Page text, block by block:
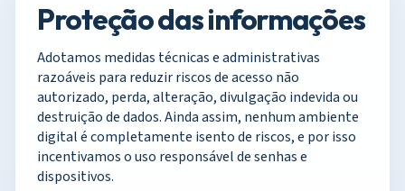
Proteção das informações
Adotamos medidas técnicas e administrativas
razoáveis para reduzir riscos de acesso não
autorizado, perda, alteração, divulgação indevida ou
destruição de dados. Ainda assim, nenhum ambiente
digital é completamente isento de riscos, e por isso
incentivamos o uso responsável de senhas e
dispositivos.